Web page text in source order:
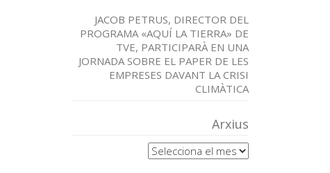
JACOB PETRUS, DIRECTOR DEL
PROGRAMA «AQUÍ LA TIERRA» DE
TVE, PARTICIPARÀ EN UNA
JORNADA SOBRE EL PAPER DE LES
EMPRESES DAVANT LA CRISI
CLIMÀTICA
Arxius
Arxius